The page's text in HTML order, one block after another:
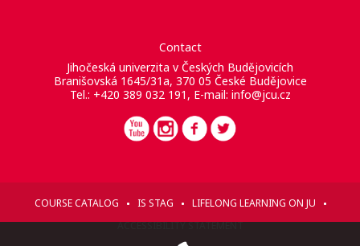
Contact
Jihočeská univerzita v Českých Budějovicích
Branišovská 1645/31a, 370 05 České Budějovice
Tel.: +420 389 032 191, E-mail: info@jcu.cz
COURSE CATALOG IS STAG
LIFELONG LEARNING ON JU
ACCESSIBILITY STATEMENT